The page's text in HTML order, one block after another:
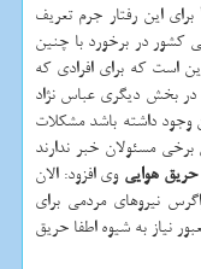
زدن زمین از نظر علمی اشتباه بوده و در سال ۴۶ برای این رفتار جرم تعریف
کشور در برخورد با چنین
است که برای افرادی که
بخش دیگری عباس نژاد
داشته باشد مشکلات
مسئولان خبر ندارند
حریق هوایی وی افزود: الان
نیروهای مردمی برای
نیاز به شیوه اطفا حریق